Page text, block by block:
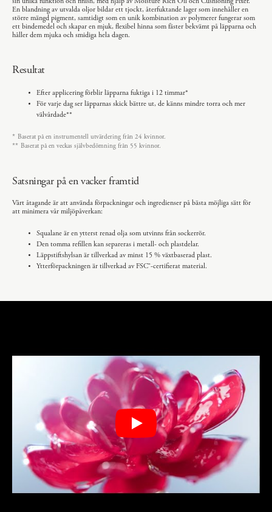
En blandning av utvalda oljor bildar ett tjockt, återfuktande lager som innehåller en
större mängd pigment, samtidigt som en unik kombination av polymerer fungerar som
ett bindemedel och skapar en mjuk, flexibel hinna som fäster bekvämt på läpparna och
håller dem mjuka och smidiga hela dagen.
Resultat
Efter applicering förblir läpparna fuktiga i 12 timmar*
För varje dag ser läpparnas skick bättre ut, de känns mindre torra och mer
välvårdade**
* Baserat på en instrumentell utvärdering från 24 kvinnor.
** Baserat på en veckas självbedömning från 55 kvinnor.
Satsningar på en vacker framtid
Vårt åtagande är att använda förpackningar och ingredienser på bästa möjliga sätt för
att minimera vår miljöpåverkan:
Squalane är en ytterst renad olja som utvinns från sockerrör.
Den tomma refillen kan separeras i metall- och plastdelar.
Läppstiftshylsan är tillverkad av minst 15 % växtbaserad plast.
Ytterförpackningen är tillverkad av FSC®-certifierat material.